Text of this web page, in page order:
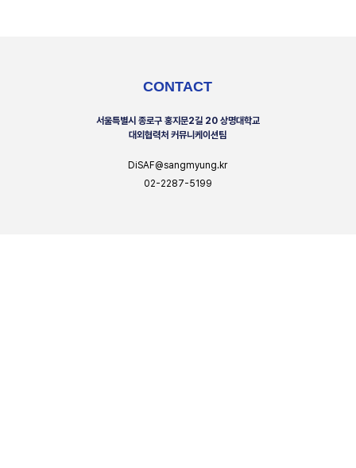
CONTACT
서울특별시 종로구 홍지문2길 20 상명대학교
대외협력처 커뮤니케이션팀
DiSAF@sangmyung.kr
02-2287-5199